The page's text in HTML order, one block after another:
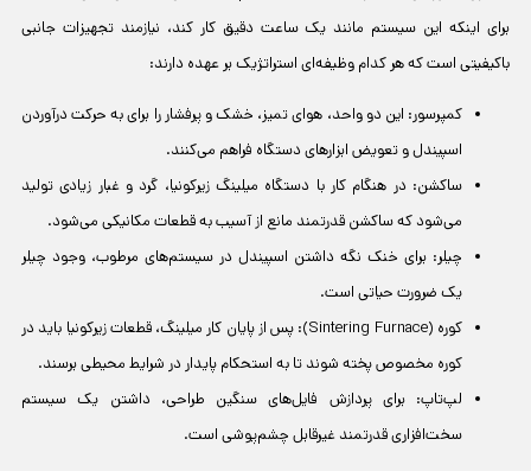
برای اینکه این سیستم مانند یک ساعت دقیق کار کند، نیازمند تجهیزات جانبی
باکیفیتی است که هر کدام وظیفه‌ای استراتژیک بر عهده دارند:
کمپرسور: این دو واحد، هوای تمیز، خشک و پرفشار را برای به حرکت درآوردن
اسپیندل و تعویض ابزارهای دستگاه فراهم می‌کنند.
ساکشن: در هنگام کار با دستگاه میلینگ زیرکونیا، گرد و غبار زیادی تولید
می‌شود که ساکشن قدرتمند مانع از آسیب به قطعات مکانیکی می‌شود.
چیلر: برای خنک نگه داشتن اسپیندل در سیستم‌های مرطوب، وجود چیلر
یک ضرورت حیاتی است.
کوره (Sintering Furnace): پس از پایان کار میلینگ، قطعات زیرکونیا باید در
کوره مخصوص پخته شوند تا به استحکام پایدار در شرایط محیطی برسند.
لپ‌تاپ: برای پردازش فایل‌های سنگین طراحی، داشتن یک سیستم
سخت‌افزاری قدرتمند غیرقابل چشم‌پوشی است.